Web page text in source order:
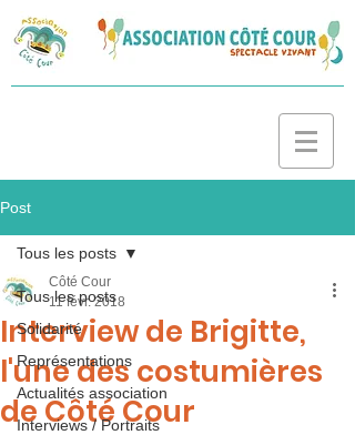
Post
Tous les posts
Solidarité
Représentations
Actualités association
Interviews / Portraits
Tous les posts
Interview de Brigitte,
l'une des costumières
de Côté Cour
Côté Cour
11 févr. 2018